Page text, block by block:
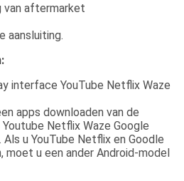
van aftermarket
aansluiting.
interface YouTube Netflix Waze
apps downloaden van de
Netflix Waze Google
u YouTube Netflix en Goodle
u een ander Android-model